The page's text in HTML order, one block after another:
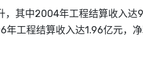
其中2004年工程结算收入达
工程结算收入达1.96亿元，净